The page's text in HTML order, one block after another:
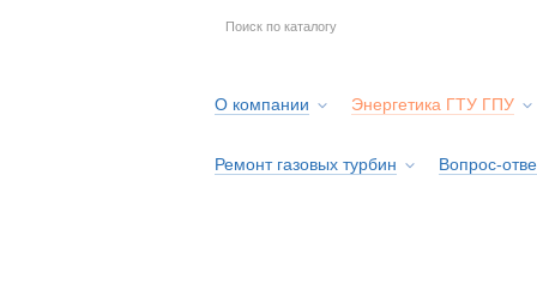
О компании Энергетика ГТУ ГПУ
Ремонт газовых турбин Вопрос-